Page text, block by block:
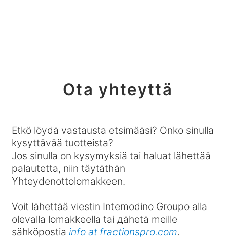
Ota yhteyttä
Etkö löydä vastausta etsimääsi? Onko sinulla
kysyttävää tuotteista?
Jos sinulla on kysymyksiä tai haluat lähettää
palautetta, niin täytäthän
Yhteydenottolomakkeen.
Voit lähettää viestin Intemodino Groupo alla
olevalla lomakkeella tai дähetä meille
sähköpostiainfo at fractionspro.com.